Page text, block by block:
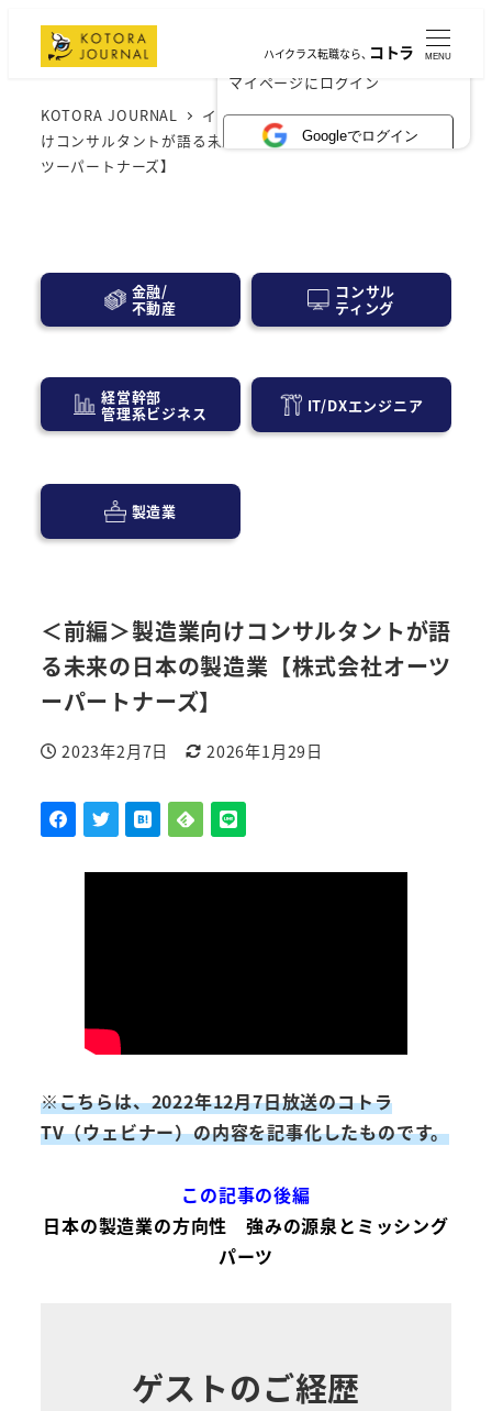
×
マイページにログイン
Googleでログイン
ハイクラス転職なら、コトラ MENU
KOTORA JOURNAL インタビュー
＜前編＞製造業向
けコンサルタントが語る未来の日本の製造業【株式会社オー
ツーパートナーズ】
金融/
不動産
コンサル
ティング
経営幹部
管理系ビジネス IT/DXエンジニア
製造業
＜前編＞製造業向けコンサルタントが語
る未来の日本の製造業【株式会社オーツ
ーパートナーズ】
投稿日
2023年2月7日
更新日
2026年1月29日
※こちらは、2022年12月7日放送のコトラ
TV（ウェビナー）の内容を記事化したものです。
この記事の後編
日本の製造業の方向性 強みの源泉とミッシング
パーツ
ゲストのご経歴